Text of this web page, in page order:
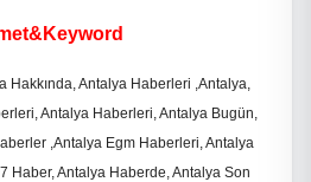
Hakkında, Antalya Haberleri ,Antalya,
Antalya Haberleri, Antalya Bugün,
,Antalya Egm Haberleri, Antalya
Haber, Antalya Haberde, Antalya Son